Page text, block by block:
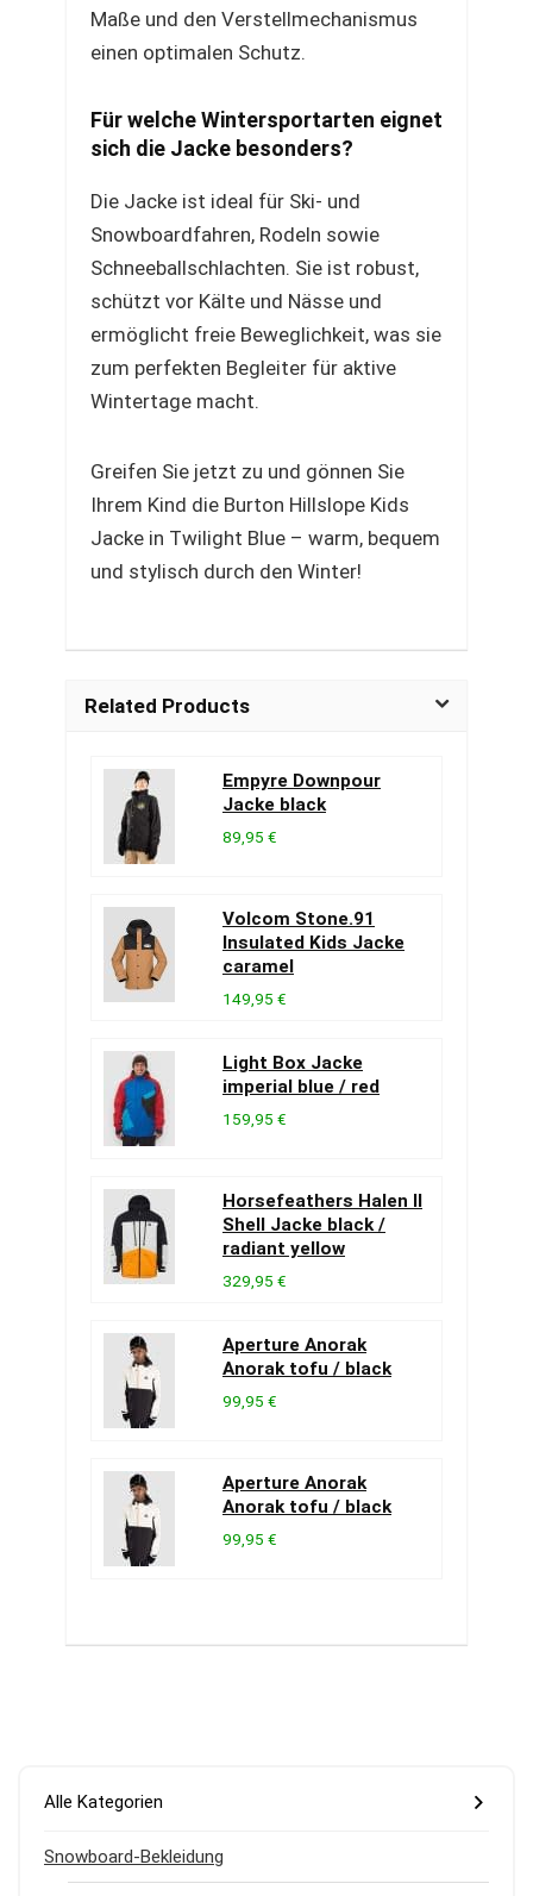
Maße und den Verstellmechanismus
einen optimalen Schutz.
Für welche Wintersportarten eignet
sich die Jacke besonders?
Die Jacke ist ideal für Ski- und
Snowboardfahren, Rodeln sowie
Schneeballschlachten. Sie ist robust,
schützt vor Kälte und Nässe und
ermöglicht freie Beweglichkeit, was sie
zum perfekten Begleiter für aktive
Wintertage macht.
Greifen Sie jetzt zu und gönnen Sie
Ihrem Kind die Burton Hillslope Kids
Jacke in Twilight Blue – warm, bequem
und stylisch durch den Winter!
Related Products
Empyre Downpour
Jacke black
89,95 €
Volcom Stone.91
Insulated Kids Jacke
caramel
149,95 €
Light Box Jacke
imperial blue / red
159,95 €
Horsefeathers Halen II
Shell Jacke black /
radiant yellow
329,95 €
Aperture Anorak
Anorak tofu / black
99,95 €
Aperture Anorak
Anorak tofu / black
99,95 €
Alle Kategorien
Snowboard-Bekleidung